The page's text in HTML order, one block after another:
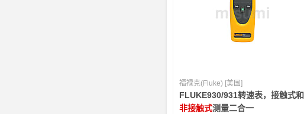
福禄克(Fluke) [美国]
FLUKE930/931转速表，接触式和
非接触式测量二合一